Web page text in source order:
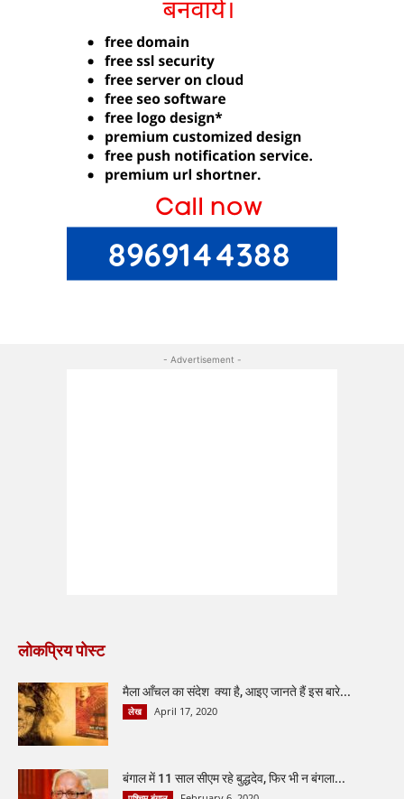
- Advertisement -
लोकप्रिय पोस्ट
मैला आँचल का संदेश क्या है, आइए जानते हैं इस बारे...
लेख April 17, 2020
बंगाल में 11 साल सीएम रहे बुद्धदेव, फिर भी न बंगला...